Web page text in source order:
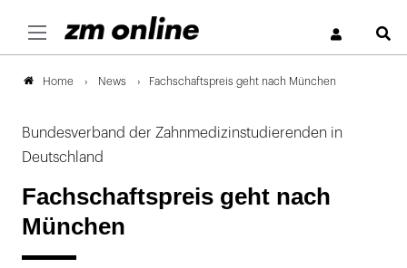
Home News Fachschaftspreis geht nach München
Bundesverband der Zahnmedizinstudierenden in
Deutschland
Fachschaftspreis geht nach
München